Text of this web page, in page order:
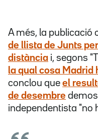
A més, la publicació
de llista de Junts
distància i, segons
la qual cosa Madrid
conclou que el
de desembre
independentista "no